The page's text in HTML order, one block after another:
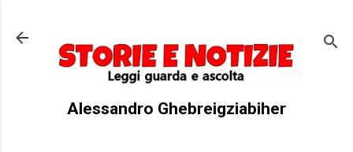
Alessandro Ghebreigziabiher